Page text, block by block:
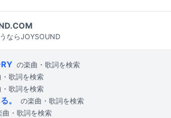
ならJOYSOUND
の楽曲・歌詞を検索
歌詞を検索
歌詞を検索
。 の楽曲・歌詞を検索
曲・歌詞を検索